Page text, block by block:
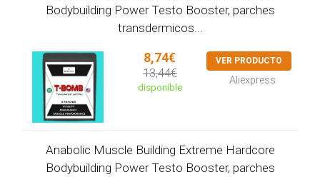
Bodybuilding Power Testo Booster, parches
transdermicos...
8,74€
13,44€
disponible
VER PRODUCTO
Aliexpress
Anabolic Muscle Building Extreme Hardcore
Bodybuilding Power Testo Booster, parches